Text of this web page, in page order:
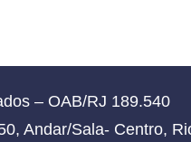
– OAB/RJ 189.540
Andar/Sala- Centro,